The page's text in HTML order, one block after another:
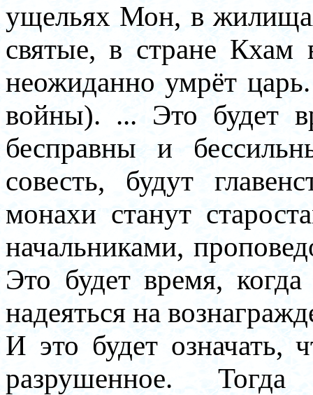
ущельях Мон, в
святые, в стране Кхам
неожиданно умрёт
войны). ... Это будет
бесправны и
совесть, будут
монахи станут
начальниками,
Это будет время,
надеяться на
И это будет означать,
разрушенное.